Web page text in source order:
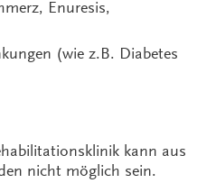
Enuresis,
(wie z.B. Diabetes
kann aus
nicht möglich sein.